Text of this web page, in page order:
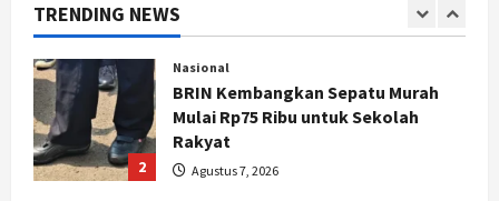
TRENDING NEWSMulai Rp75 Ribu untuk Sekolah
Rakyat
Agustus 7, 2026
Jogja
Gen Z Belajar Meracik Lulur Khas
Keraton Yogyakarta, Rahasia